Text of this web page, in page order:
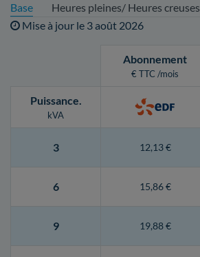
Base
Heures pleines/ Heures creuses
Mise à jour le 3 août 2026
Abonnement
€ TTC /mois
Puissance.
kVA
3 12,13 €
6 15,86 €
9 19,88 €